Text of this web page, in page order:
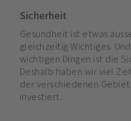
Sicherheit
Gesundheit ist etwas
gleichzeitig Wichtiges.
wichtigen Dingen ist die
Deshalb haben wir viel
der verschiedenen
investiert.